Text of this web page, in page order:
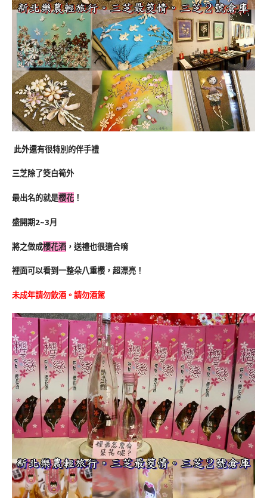
此外還有很特別的伴手禮
三芝除了筊白筍外
最出名的就是櫻花 ！
盛開期2~3月
將之做成櫻花酒 ，送禮也很適合唷
裡面可以看到一整朵八重櫻，超漂亮！
未成年請勿飲酒。請勿酒駕